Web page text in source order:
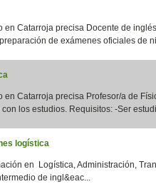
en Catarroja precisa Docente de
de exámenes oficiales de
en Catarroja precisa Profesor/a de
los estudios. Requisitos: -Ser
logística
en Logística, Administración,
de ingl&eac...